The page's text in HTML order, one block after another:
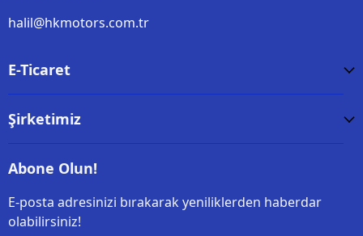
halil@hkmotors.com.tr
E-Ticaret
Şirketimiz
Abone Olun!
E-posta adresinizi bırakarak yeniliklerden haberdar
olabilirsiniz!